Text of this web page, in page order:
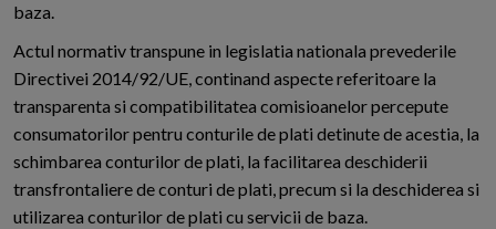
baza.
Actul normativ transpune in legislatia nationala prevederile
Directivei 2014/92/UE, continand aspecte referitoare la
transparenta si compatibilitatea comisioanelor percepute
consumatorilor pentru conturile de plati detinute de acestia, la
schimbarea conturilor de plati, la facilitarea deschiderii
transfrontaliere de conturi de plati, precum si la deschiderea si
utilizarea conturilor de plati cu servicii de baza.